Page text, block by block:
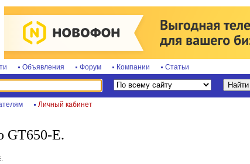
Объявления Форум Компании Статьи
Личный кабинет
GT650-E.